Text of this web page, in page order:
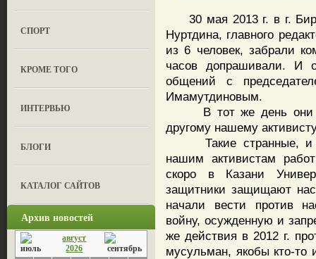
СПОРТ
КРОМЕ ТОГО
ИНТЕРВЬЮ
БЛОГИ
КАТАЛОГ САЙТОВ
Архив новостей
август
2026
30 мая 2013 г. в г.
Нуртдина, главного
из 6 человек, забрали
часов допрашивали. И
общений с
Имамутдиновым.
В тот же день они
другому нашему
Такие странные, и
нашим активистам
скоро в Казани
защитники защищают
начали вести против
войну, осужденную и
же действия в 2012 г.
мусульман, якобы кто-то